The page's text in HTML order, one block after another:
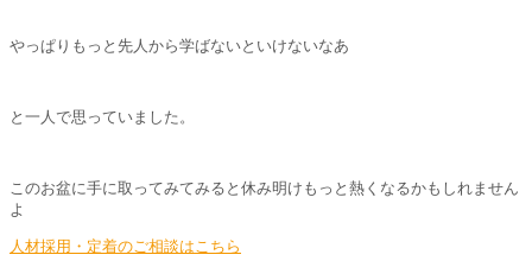
やっぱりもっと先人から学ばないといけないなあ
と一人で思っていました。
このお盆に手に取ってみてみると休み明けもっと熱くなるかもしれません
よ
人材採用・定着のご相談はこちら